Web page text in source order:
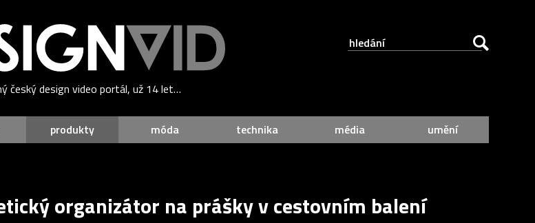
český design video portál, už 14 let…
produkty móda technika média umění
organizátor na prášky v cestovním balení